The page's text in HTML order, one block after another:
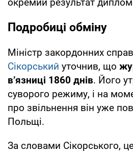
Подробиці обміну
Міністр закордонних
Сікорський уточнив, що
в’язниці 1860 днів. Його
суворого режиму, і на
про звільнення він уже
Польщі.
За словами Сікорського,